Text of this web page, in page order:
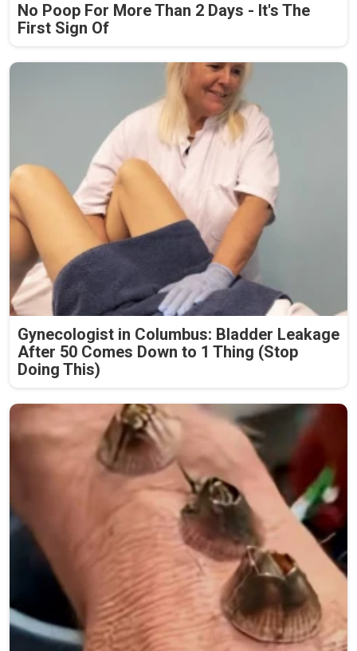
No Poop For More Than 2 Days - It's The
First Sign Of
Gynecologist in Columbus: Bladder Leakage
After 50 Comes Down to 1 Thing (Stop
Doing This)